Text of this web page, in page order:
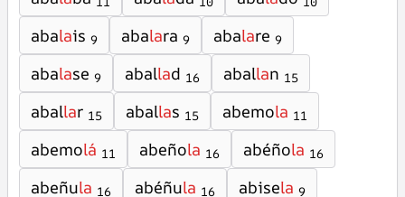
abalais 9 abalara 9 abalare 9
abalase 9 aballad 16 aballan 15
aballar 15 aballas 15 abemola 11
abemolá 11 abeñola 16 abéñola 16
abeñula 16 abéñula 16 abisela 9